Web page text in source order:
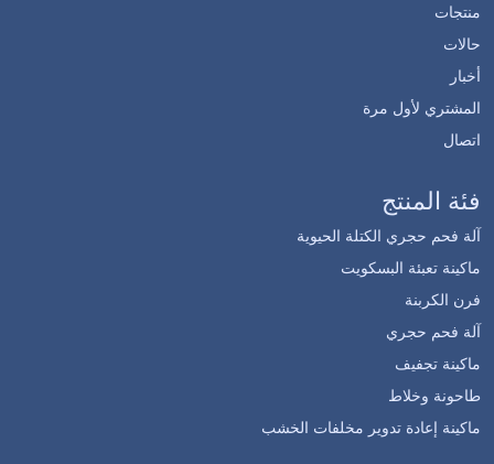
منتجات
حالات
أخبار
المشتري لأول مرة
اتصال
فئة المنتج
آلة فحم حجري الكتلة الحيوية
ماكينة تعبئة البسكويت
فرن الكربنة
آلة فحم حجري
ماكينة تجفيف
طاحونة وخلاط
ماكينة إعادة تدوير مخلفات الخشب